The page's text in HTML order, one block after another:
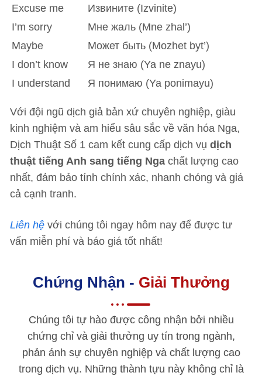
Excuse me
Извините (Izvinite)
I’m sorry
Мне жаль (Mne zhal’)
Maybe
Может быть (Mozhet byt’)
I don’t know
Я не знаю (Ya ne znayu)
I understand
Я понимаю (Ya ponimayu)
Với đội ngũ dịch giả bản xứ chuyên nghiệp, giàu
kinh nghiệm và am hiểu sâu sắc về văn hóa Nga,
Dịch Thuật Số 1 cam kết cung cấp dịch vụ dịch
thuật tiếng Anh sang tiếng Nga chất lượng cao
nhất, đảm bảo tính chính xác, nhanh chóng và giá
cả cạnh tranh.
Liên hệ với chúng tôi ngay hôm nay để được tư
vấn miễn phí và báo giá tốt nhất!
Chứng Nhận - Giải Thưởng
Chúng tôi tự hào được công nhận bởi nhiều
chứng chỉ và giải thưởng uy tín trong ngành,
phản ánh sự chuyên nghiệp và chất lượng cao
trong dịch vụ. Những thành tựu này không chỉ là